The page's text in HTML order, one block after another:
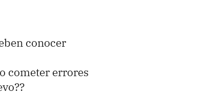
conocer
cometer errores